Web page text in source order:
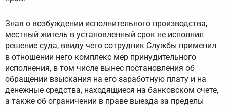
Зная о возбуждении исполнительного производства,
местный житель в установленный срок не исполнил
решение суда, ввиду чего сотрудник Службы применил
в отношении него комплекс мер принудительного
исполнения, в том числе вынес постановления об
обращении взыскания на его заработную плату и на
денежные средства, находящиеся на банковском счете,
а также об ограничении в праве выезда за пределы